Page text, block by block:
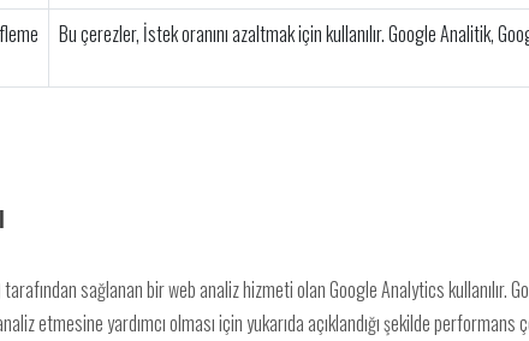
Bu çerezler, İstek oranını azaltmak için kullanılır. Google Analitik,
sağlanan bir web analiz hizmeti olan Google Analytics kullanılır.
etmesine yardımcı olması için yukarıda açıklandığı şekilde